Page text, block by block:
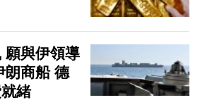
願與伊領導
朗商船 德
緒